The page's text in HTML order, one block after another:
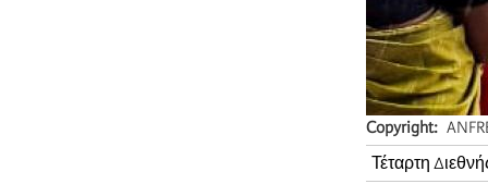
Copyright
Τέταρτη